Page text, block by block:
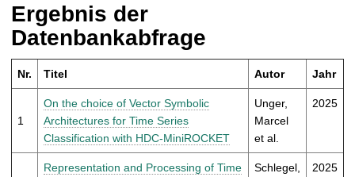
u
f
u
f
n
Ergebnis der
Datenbankabfrage
Nr. Titel Autor Jahr
1
On the choice of Vector Symbolic
Architectures for Time Series
Classification with HDC-MiniROCKET
Unger,
Marcel
et al.
2025
Representation and Processing of Time
Schlegel,
2025